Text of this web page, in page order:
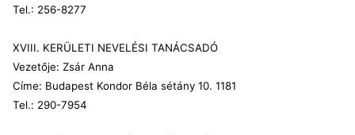
Tel.: 256-8277
XVIII. KERÜLETI NEVELÉSI TANÁCSADÓ
Vezetője: Zsár Anna
Címe: Budapest Kondor Béla sétány 10. 1181
Tel.: 290-7954